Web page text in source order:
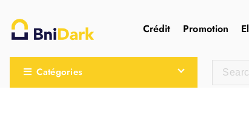
Crédit Promotion
Catégories